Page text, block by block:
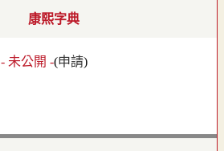
康熙字典
- 未公開 -(申請)